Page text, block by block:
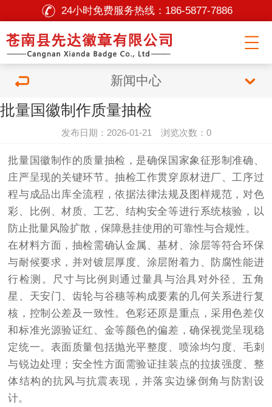
24小时免费服务热线： 186-5877-7886
新闻中心
批量国徽制作质量抽检
发布日期：2026-01-21 浏览次数：0
批量国徽制作的质量抽检，是确保国家象征形制准确、
庄严呈现的关键环节。抽检工作贯穿原材进厂、工序过
程与成品出库全流程，依据法律法规及图样规范，对色
彩、比例、材质、工艺、结构安全等进行系统核验，以
防止批量风险扩散，保障悬挂使用的可靠性与合规性。
在材料方面，抽检需确认金属、基材、涂层等符合环保
与耐候要求，并对镀层厚度、涂层附着力、防腐性能进
行检测。尺寸与比例则通过量具与治具对外径、五角
星、天安门、齿轮与谷穗等构成要素的几何关系进行复
核，控制公差及一致性。色彩还原是重点，采用色差仪
和标准光源验证红、金等颜色的偏差，确保视觉呈现稳
定统一。表面质量包括抛光平整度、喷涂均匀度、毛刺
与锐边处理；安全性方面需验证挂装点的拉拔强度、整
体结构的抗风与抗震表现，并落实边缘倒角与防割设
计。